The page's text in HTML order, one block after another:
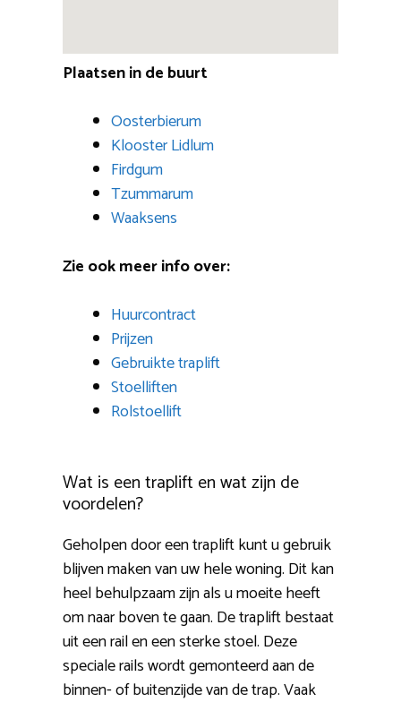
Plaatsen in de buurt
Oosterbierum
Klooster Lidlum
Firdgum
Tzummarum
Waaksens
Zie ook meer info over:
Huurcontract
Prijzen
Gebruikte traplift
Stoelliften
Rolstoellift
Wat is een traplift en wat zijn de
voordelen?
Geholpen door een traplift kunt u gebruik
blijven maken van uw hele woning. Dit kan
heel behulpzaam zijn als u moeite heeft
om naar boven te gaan. De traplift bestaat
uit een rail en een sterke stoel. Deze
speciale rails wordt gemonteerd aan de
binnen- of buitenzijde van de trap. Vaak